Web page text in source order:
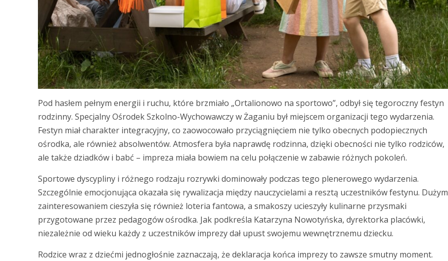
Pod hasłem pełnym energii i ruchu, które brzmiało „Ortalionowo na sportowo”, odbył się tegoroczny festyn
rodzinny. Specjalny Ośrodek Szkolno-Wychowawczy w Żaganiu był miejscem organizacji tego wydarzenia.
Festyn miał charakter integracyjny, co zaowocowało przyciągnięciem nie tylko obecnych podopiecznych
ośrodka, ale również absolwentów. Atmosfera była naprawdę rodzinna, dzięki obecności nie tylko rodziców,
ale także dziadków i babć – impreza miała bowiem na celu połączenie w zabawie różnych pokoleń.
Sportowe dyscypliny i różnego rodzaju rozrywki dominowały podczas tego plenerowego wydarzenia.
Szczególnie emocjonująca okazała się rywalizacja między nauczycielami a resztą uczestników festynu. Dużym
zainteresowaniem cieszyła się również loteria fantowa, a smakoszy ucieszyły kulinarne przysmaki
przygotowane przez pedagogów ośrodka. Jak podkreśla Katarzyna Nowotyńska, dyrektorka placówki,
niezależnie od wieku każdy z uczestników imprezy dał upust swojemu wewnętrznemu dziecku.
Rodzice wraz z dziećmi jednogłośnie zaznaczają, że deklaracja końca imprezy to zawsze smutny moment.